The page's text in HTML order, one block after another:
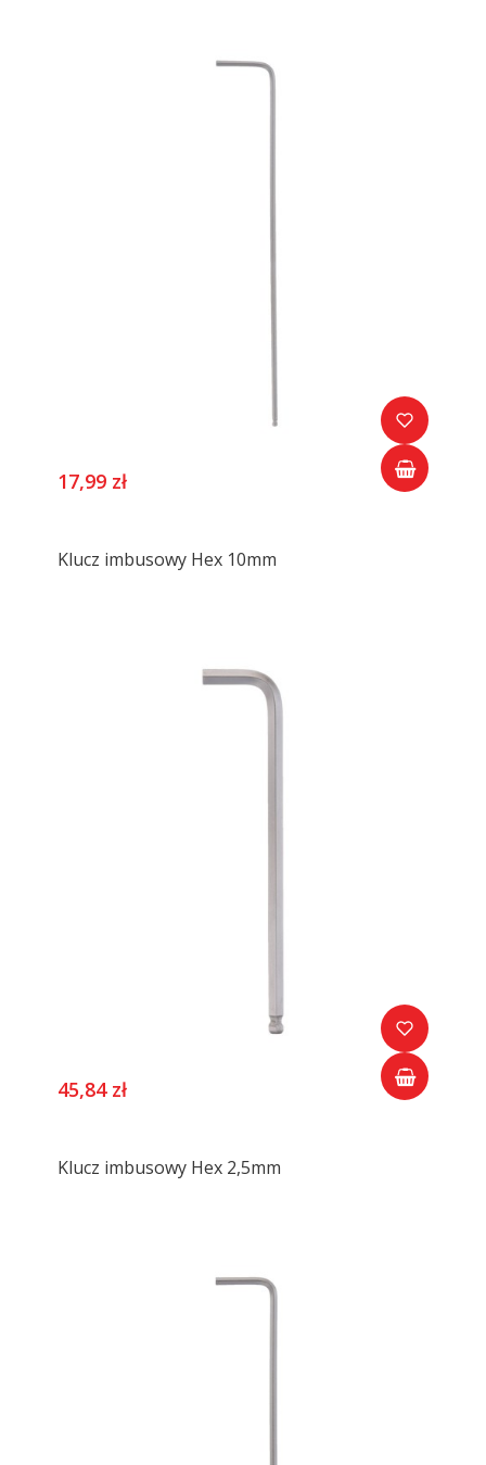
17,99 zł
Klucz imbusowy Hex 10mm
45,84 zł
Klucz imbusowy Hex 2,5mm